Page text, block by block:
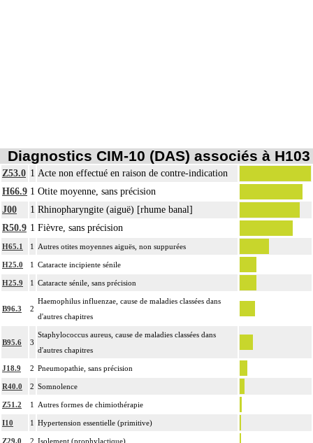
Diagnostics CIM-10 (DAS) associés à H103
Z53.0 1 Acte non effectué en raison de contre-indication
H66.9 1 Otite moyenne, sans précision
J00
1 Rhinopharyngite (aiguë) [rhume banal]
R50.9 1 Fièvre, sans précision
H65.1 1 Autres otites moyennes aiguës, non suppurées
H25.0 1 Cataracte incipiente sénile
H25.9 1 Cataracte sénile, sans précision
B96.3 2
Haemophilus influenzae, cause de maladies classées dans
d'autres chapitres
B95.6 3
Staphylococcus aureus, cause de maladies classées dans
d'autres chapitres
J18.9 2 Pneumopathie, sans précision
R40.0 2 Somnolence
Z51.2 1 Autres formes de chimiothérapie
I10 1 Hypertension essentielle (primitive)
Z29.0 2 Isolement (prophylactique)